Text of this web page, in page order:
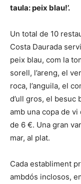
taula: peix blau!’.
Un total de 10
Costa Daurada
peix blau, com la
sorell, l’areng, el
roca, l’anguila, el
d’ull gros, el besuc
amb una copa de
de 6 €. Una gran
mar, al plat.
Cada establiment
ambdós inclosos,